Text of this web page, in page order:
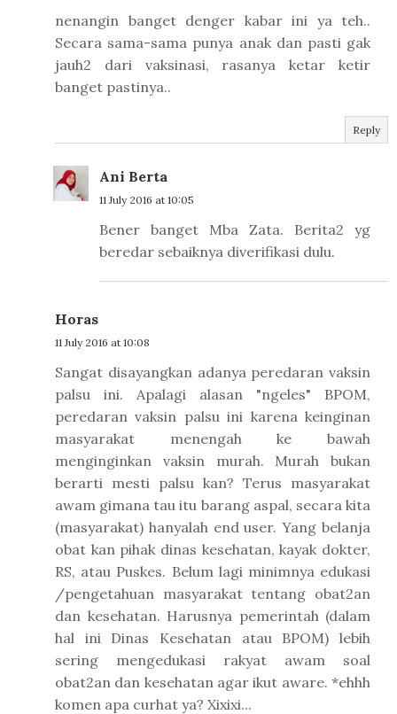
nenangin banget denger kabar ini ya teh..
Secara sama-sama punya anak dan pasti gak
jauh2 dari vaksinasi, rasanya ketar ketir
banget pastinya..
Reply
Ani Berta
11 July 2016 at 10:05
Bener banget Mba Zata. Berita2 yg
beredar sebaiknya diverifikasi dulu.
Horas
11 July 2016 at 10:08
Sangat disayangkan adanya peredaran vaksin
palsu ini. Apalagi alasan "ngeles" BPOM,
peredaran vaksin palsu ini karena keinginan
masyarakat menengah ke bawah
menginginkan vaksin murah. Murah bukan
berarti mesti palsu kan? Terus masyarakat
awam gimana tau itu barang aspal, secara kita
(masyarakat) hanyalah end user. Yang belanja
obat kan pihak dinas kesehatan, kayak dokter,
RS, atau Puskes. Belum lagi minimnya edukasi
/pengetahuan masyarakat tentang obat2an
dan kesehatan. Harusnya pemerintah (dalam
hal ini Dinas Kesehatan atau BPOM) lebih
sering mengedukasi rakyat awam soal
obat2an dan kesehatan agar ikut aware. *ehhh
komen apa curhat ya? Xixixi...